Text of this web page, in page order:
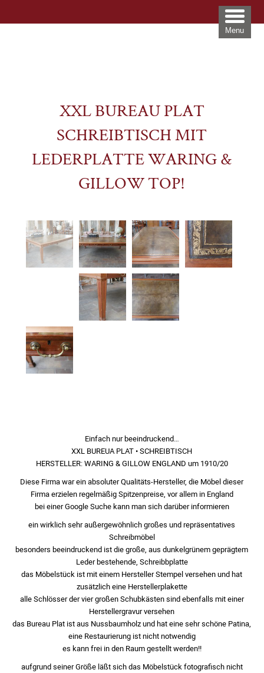
XXL BUREAU PLAT
SCHREIBTISCH MIT
LEDERPLATTE WARING &
GILLOW TOP!
Einfach nur beeindruckend…
XXL BUREUA PLAT • SCHREIBTISCH
HERSTELLER: WARING & GILLOW ENGLAND um 1910/20
Diese Firma war ein absoluter Qualitäts-Hersteller, die Möbel dieser
Firma erzielen regelmäßig Spitzenpreise, vor allem in England
bei einer Google Suche kann man sich darüber informieren
ein wirklich sehr außergewöhnlich großes und repräsentatives
Schreibmöbel
besonders beeindruckend ist die große, aus dunkelgrünem geprägtem
Leder bestehende, Schreibbplatte
das Möbelstück ist mit einem Hersteller Stempel versehen und hat
zusätzlich eine Herstellerplakette
alle Schlösser der vier großen Schubkästen sind ebenfalls mit einer
Herstellergravur versehen
das Bureau Plat ist aus Nussbaumholz und hat eine sehr schöne Patina,
eine Restaurierung ist nicht notwendig
es kann frei in den Raum gestellt werden!!
aufgrund seiner Größe läßt sich das Möbelstück fotografisch nicht
Menu